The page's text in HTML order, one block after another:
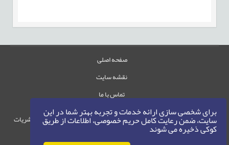
برای شخصی سازی ارائه خدمات و تجربه بهتر شما در این
سایت، ضمن رعایت کامل حریم خصوصی، اطلاعات از طریق
کوکی ذخیره می شوند
صفحه اصلی
نقشه سایت
تماس با ما
حقوق این وب‌سایت متعلق به سامانه مدیریت نشریات